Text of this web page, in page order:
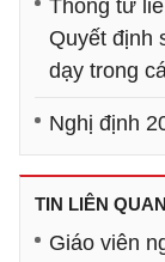
Thông tư
Quyết định
dạy trong
Nghị định
TIN LIÊN QUAN
Giáo viên